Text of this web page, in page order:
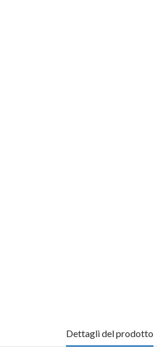
Dettagli del prodotto